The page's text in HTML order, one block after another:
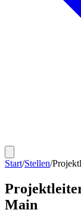
Start/Stellen/
Main